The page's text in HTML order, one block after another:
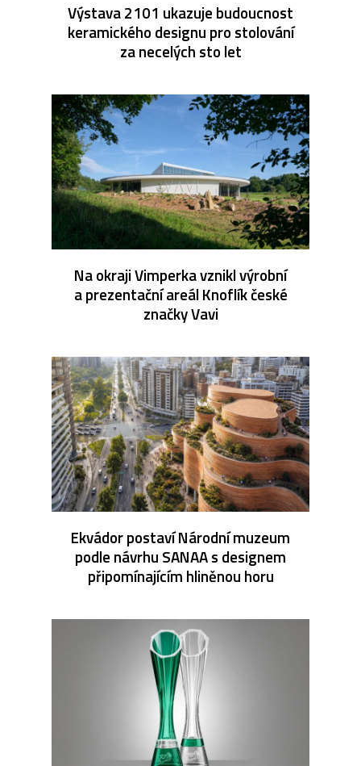
Výstava 2101 ukazuje budoucnost
keramického designu pro stolování
za necelých sto let
Na okraji Vimperka vznikl výrobní
a prezentační areál Knoflík české
značky Vavi
Ekvádor postaví Národní muzeum
podle návrhu SANAA s designem
připomínajícím hliněnou horu